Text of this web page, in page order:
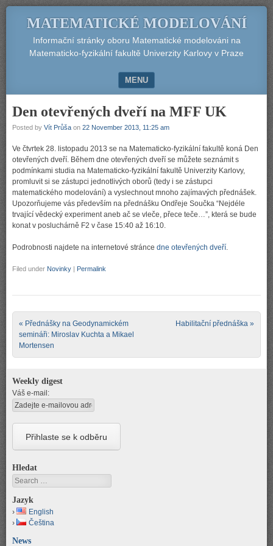
MATEMATICKÉ MODELOVÁNÍ
Informační stránky oboru Matematické modelováni na
Matematicko-fyzikální fakultě Univerzity Karlovy v Praze
MENU
Den otevřených dveří na MFF UK
Posted by Vít Průša on 22 November 2013, 11:25 am
Ve čtvrtek 28. listopadu 2013 se na Matematicko-fyzikální fakultě koná Den
otevřených dveří. Během dne otevřených dveří se můžete seznámit s
podmínkami studia na Matematicko-fyzikální fakultě Univerzity Karlovy,
promluvit si se zástupci jednotlivých oborů (tedy i se zástupci
matematického modelování) a vyslechnout mnoho zajímavých přednášek.
Upozorňujeme vás především na přednášku Ondřeje Součka “Nejdéle
trvající vědecký experiment aneb ač se vleče, přece teče…”, která se bude
konat v posluchárně F2 v čase 15:40 až 16:10.
Podrobnosti najdete na internetové stránce dne otevřených dveří.
Filed under Novinky | Permalink
Post navigation
« Přednášky na Geodynamickém
semináři: Miroslav Kuchta a Mikael
Mortensen
Habilitační přednáška »
Weekly digest
Váš e-mail:
Hledat
Search
Jazyk
English
Čeština
News